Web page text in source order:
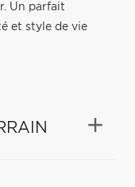
Un parfait
et style de vie